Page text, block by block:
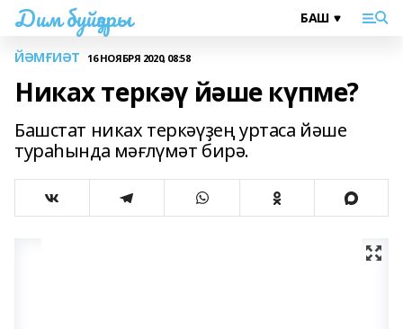
Дим буйҙары
ЙӘМҒИӘТ 16 НОЯБРЯ 2020, 08:58
Никах теркәү йәше күпме?
Башстат никах теркәүҙең уртаса йәше
тураһында мәғлүмәт бирә.